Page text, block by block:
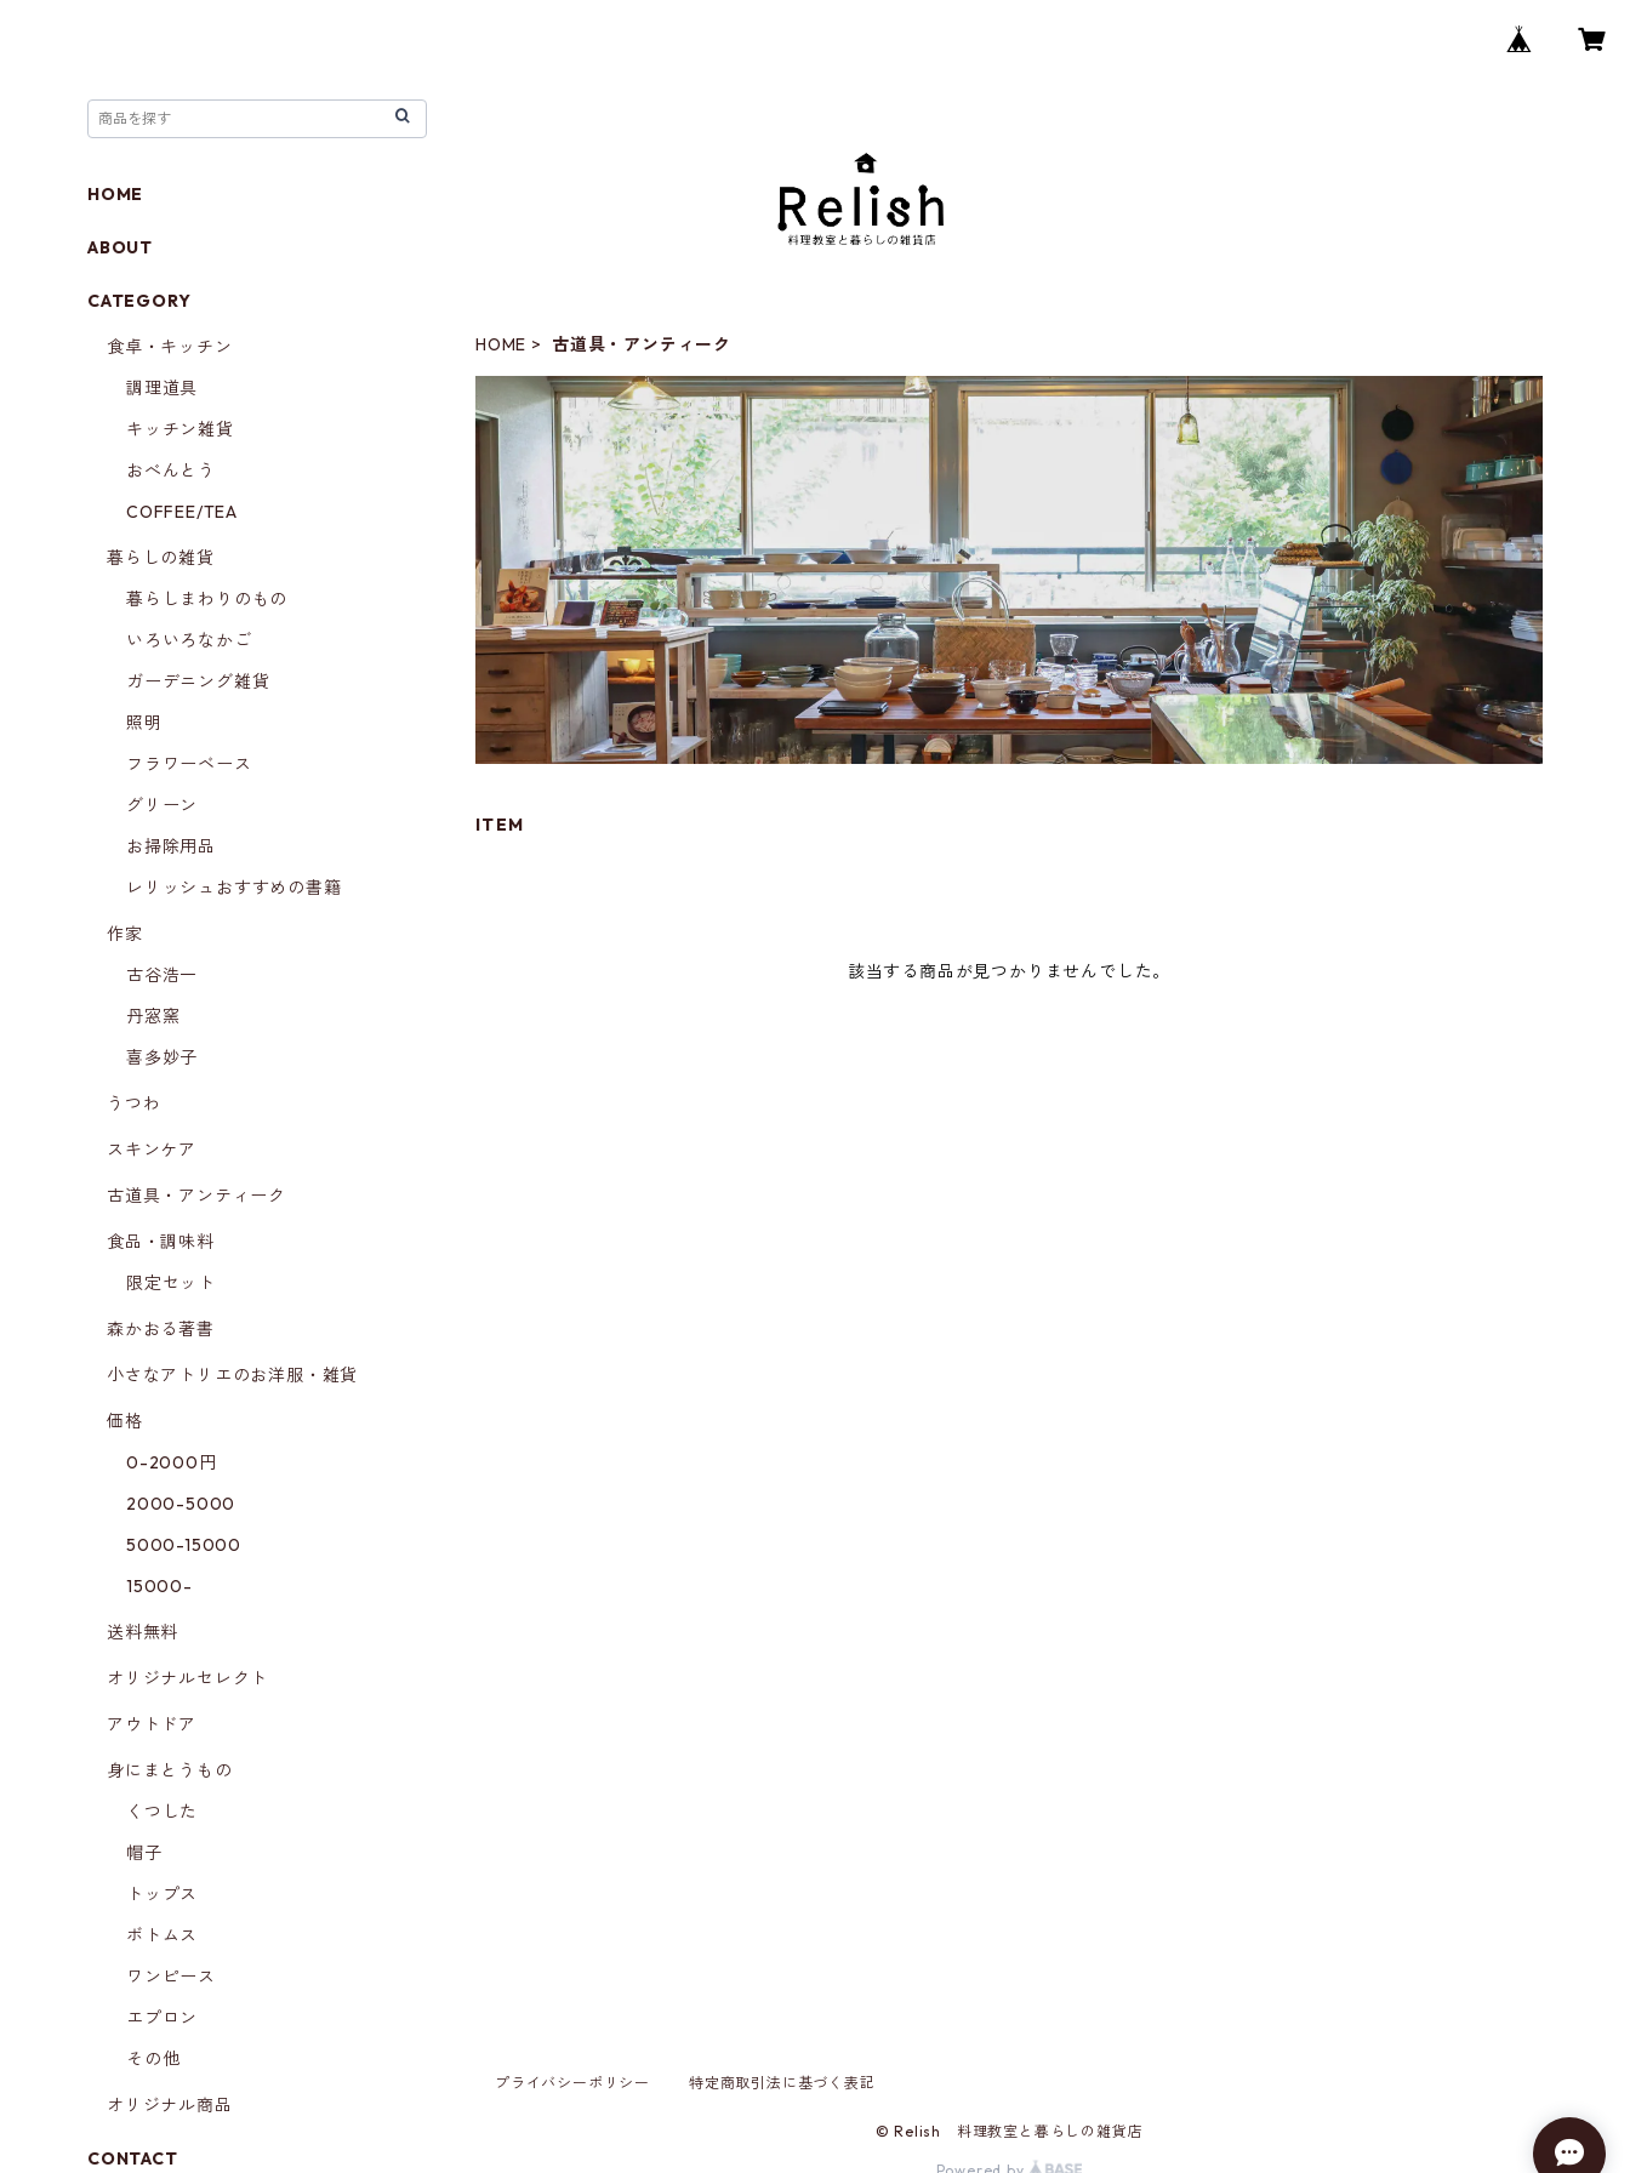
HOME 古道具・アンティーク
ITEM
該当する商品が見つかりませんでした。
HOME
ABOUT
CATEGORY
食卓・キッチン
調理道具
キッチン雑貨
おべんとう
COFFEE/TEA
暮らしの雑貨
暮らしまわりのもの
いろいろなかご
ガーデニング雑貨
照明
フラワーベース
グリーン
お掃除用品
レリッシュおすすめの書籍
作家
古谷浩一
丹窓窯
喜多妙子
うつわ
スキンケア
古道具・アンティーク
食品・調味料
限定セット
森かおる著書
小さなアトリエのお洋服・雑貨
価格
0-2000円
2000-5000
5000-15000
15000-
送料無料
オリジナルセレクト
アウトドア
身にまとうもの
くつした
帽子
トップス
ボトムス
ワンピース
エプロン
その他
オリジナル商品
CONTACT
プライバシーポリシー 特定商取引法に基づく表記
© Relish 料理教室と暮らしの雑貨店